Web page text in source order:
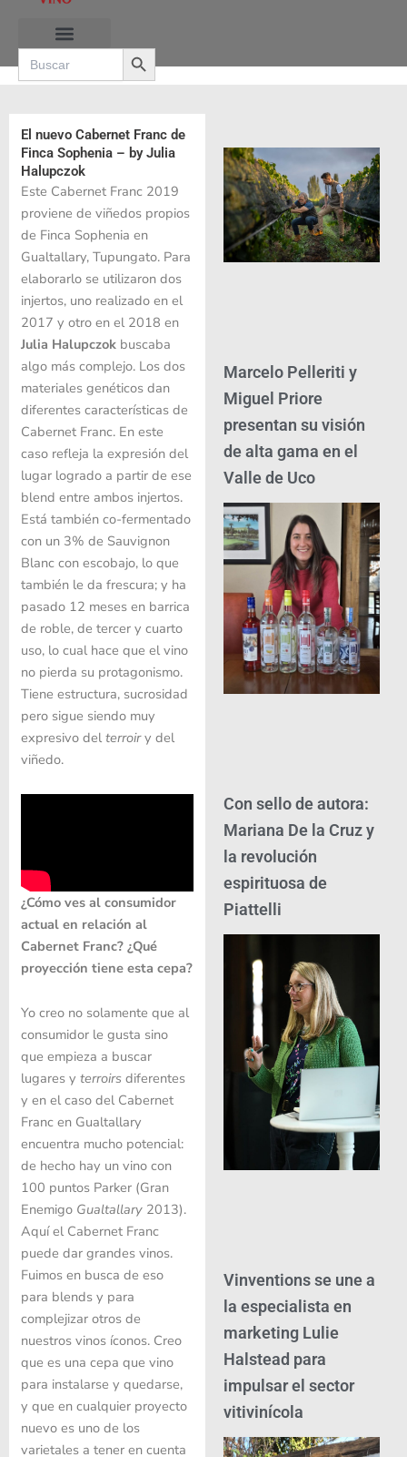
contenido
Search
for:
Search Button
El nuevo Cabernet Franc de
Finca Sophenia – by Julia
Halupczok
Este Cabernet Franc 2019
proviene de viñedos propios
de Finca Sophenia en
Gualtallary, Tupungato. Para
elaborarlo se utilizaron dos
injertos, uno realizado en el
2017 y otro en el 2018 en
Julia Halupczokbuscaba
algo más complejo. Los dos
materiales genéticos dan
diferentes características de
Cabernet Franc. En este
caso refleja la expresión del
lugar logrado a partir de ese
blend entre ambos injertos.
Está también co-fermentado
con un 3% de Sauvignon
Blanc con escobajo, lo que
también le da frescura; y ha
pasado 12 meses en barrica
de roble, de tercer y cuarto
uso, lo cual hace que el vino
no pierda su protagonismo.
Tiene estructura, sucrosidad
pero sigue siendo muy
expresivo del terroiry del
viñedo.
¿Cómo ves al consumidor
actual en relación al
Cabernet Franc? ¿Qué
proyección tiene esta cepa?
Yo creo no solamente que al
consumidor le gusta sino
que empieza a buscar
lugares y terroirsdiferentes
y en el caso del Cabernet
Franc en Gualtallary
encuentra mucho potencial:
de hecho hay un vino con
100 puntos Parker(Gran
Enemigo Gualtallary2013).
Aquí el Cabernet Franc
puede dar grandes vinos.
Fuimos en busca de eso
para blends y para
complejizar otros de
nuestros vinos íconos. Creo
que es una cepa que vino
para instalarse y quedarse,
y que en cualquier proyecto
nuevo es uno de los
varietales a tener en cuenta
Marcelo Pelleriti y
Miguel Priore
presentan su visión
de alta gama en el
Valle de Uco
Con sello de autora:
Mariana De la Cruz y
la revolución
espirituosa de
Piattelli
Vinventions se une a
la especialista en
marketing Lulie
Halstead para
impulsar el sector
vitivinícola